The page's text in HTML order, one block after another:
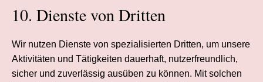
10. Dienste von Dritten
Wir nutzen Dienste von spezialisierten Dritten, um unsere
Aktivitäten und Tätigkeiten dauerhaft, nutzerfreundlich,
sicher und zuverlässig ausüben zu können. Mit solchen